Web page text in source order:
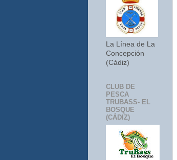
La Línea de La
Concepción
(Cádiz)
CLUB DE
PESCA
TRUBASS- EL
BOSQUE
(CÁDIZ)